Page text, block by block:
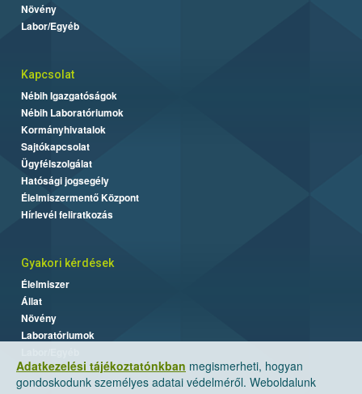
Adatkezelési tájékoztatónkban megismerheti, hogyan
gondoskodunk személyes adatai védelméről. Weboldalunk
Növény
Labor/Egyéb
Kapcsolat
Nébih Igazgatóságok
Nébih Laboratóriumok
Kormányhivatalok
Sajtókapcsolat
Ügyfélszolgálat
Hatósági jogsegély
Élelmiszermentő Központ
Hírlevél feliratkozás
Gyakori kérdések
Élelmiszer
Állat
Növény
Laboratóriumok